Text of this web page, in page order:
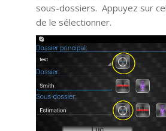
sous-dossiers. Appuyez sur
de le sélectionner.